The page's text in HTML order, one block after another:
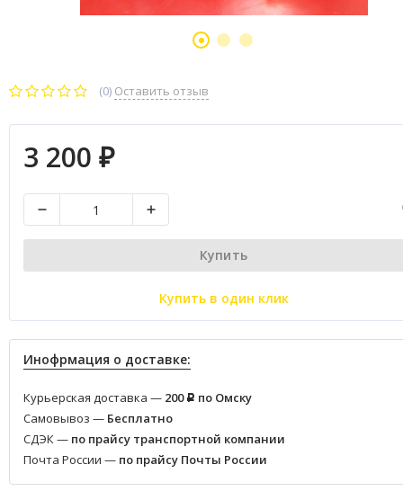
(0) Оставить отзыв
3 200 ₽
Купить
Купить в один клик
Инофрмация о доставке:
Курьерская доставка — 200 Р по Омску
Самовывоз — Бесплатно
СДЭК — по прайсу транспортной компании
Почта России — по прайсу Почты России